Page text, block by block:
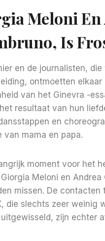
Meloni En
Is
en de journalisten,
ontmoetten elkaar
van het Ginevra -
resultaat van hun
en
van mama en papa.
moment voor het
Meloni en Andrea
missen. De contacten
die slechts zeer weinig
uitgewisseld, zijn echter